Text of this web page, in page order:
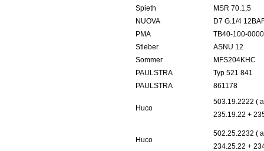
Spieth
MSR 70.1,5
NUOVA
D7 G.1/4
PMA
TB40-100-
Stieber
ASNU 12
Sommer
MFS204KHC
PAULSTRA
Typ 521 841
PAULSTRA
861178
Huco
503.19.2222 (
235.19.22 +
Huco
502.25.2232 (
234.25.22 +